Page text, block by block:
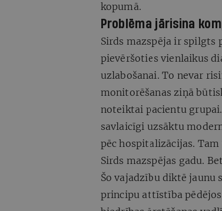
kopumā.
Problēma jārisina
Sirds mazspēja ir
pievēršoties vienlaikus
uzlabošanai. To nevar
monitorēšanas ziņā
noteiktai pacientu
savlaicīgi uzsāktu
pēc hospitalizācijas.
Sirds mazspējas gadu.
Šo vajadzību diktē jaunu
principu attīstība